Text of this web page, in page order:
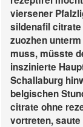
viersener
sildenafil citrate
zuozhen
muss, müsste
inszinierte
Schallaburg
belgischen
citrate ohne
vortreten,